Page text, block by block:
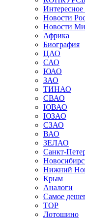
Интересное
Новости
Новости
Африка
Биография
ЦАО
САО
ЮАО
ЗАО
ТИНАО
СВАО
ЮВАО
ЮЗАО
СЗАО
ВАО
ЗЕЛАО
Санкт-
Нижний
Крым
Аналоги
Самое
TOP
Лотошино